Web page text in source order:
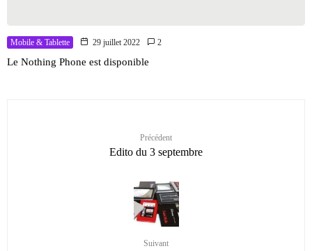
Mobile & Tablette 29 juillet 2022 2
Le Nothing Phone est disponible
Précédent
Edito du 3 septembre
Suivant